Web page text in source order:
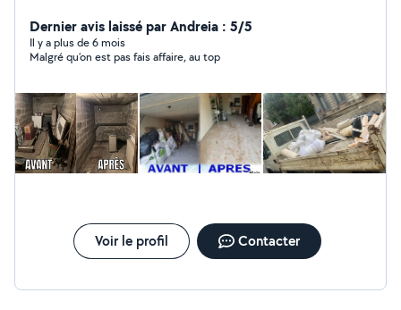
terrasses et façades Nettoyage après travaux️
Nettoyage après sinistre Nettoyage des locaux et
bureaux Nettoyage des vitres Nettoyage des piscines
Dernier avis laissé par Andreia : 5/5
Il y a plus de 6 mois
Malgré qu’on est pas fais affaire, au top
Voir le profil Contacter